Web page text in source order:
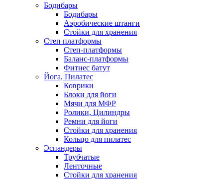
Бодибары
Бодибары
Аэробические штанги
Стойки для хранения
Степ платформы
Степ-платформы
Баланс-платформы
Фитнес батут
Йога, Пилатес
Коврики
Блоки для йоги
Мячи для МФР
Ролики, Цилиндры
Ремни для йоги
Стойки для хранения
Кольцо для пилатес
Эспандеры
Трубчатые
Ленточные
Стойки для хранения